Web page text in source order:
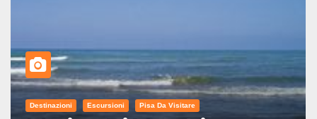
Destinazioni Escursioni Pisa Da Visitare